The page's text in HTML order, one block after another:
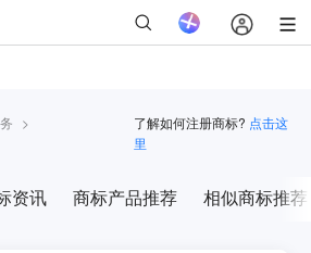
>
了解如何注册商标? 点击这
里
资讯 商标产品推荐 相似商标推荐